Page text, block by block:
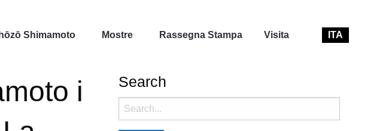
Shimamoto Mostre Rassegna Stampa Visita ITA
i
Search
Search
for: